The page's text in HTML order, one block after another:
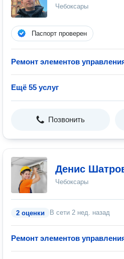
Чебоксары
Паспорт проверен
Ремонт элементов
Ещё 55 услуг
Позвонить
Денис
Чебоксары
2 оценки В сети 2 нед. назад
Ремонт элементов